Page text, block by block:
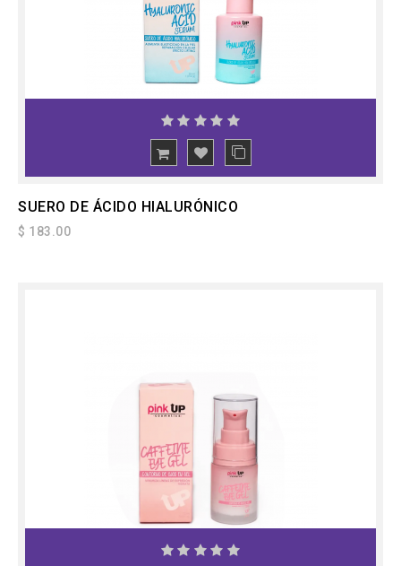
SUERO DE ÁCIDO HIALURÓNICO
$ 183.00